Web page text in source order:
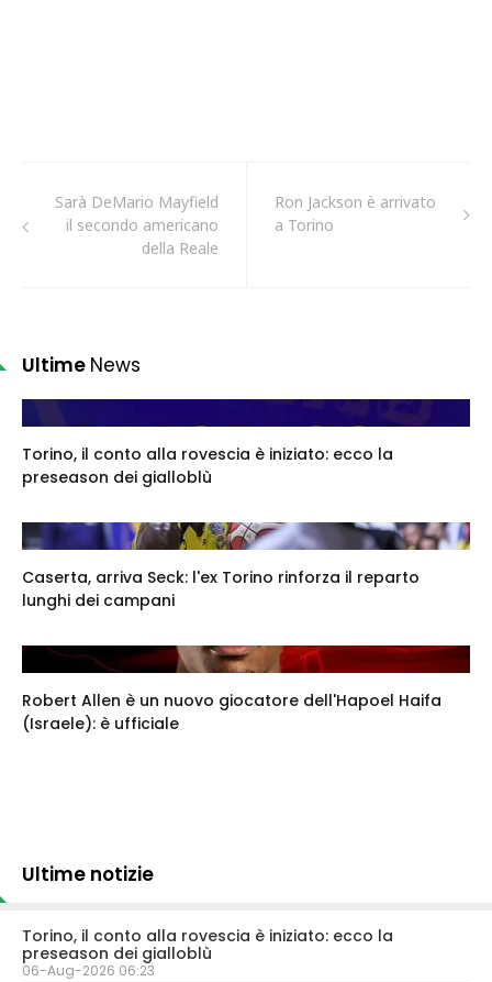
Sarà DeMario Mayfield
il secondo americano
della Reale
Ron Jackson è arrivato
a Torino
Ultime News
Torino, il conto alla rovescia è iniziato: ecco la
preseason dei gialloblù
Caserta, arriva Seck: l'ex Torino rinforza il reparto
lunghi dei campani
Robert Allen è un nuovo giocatore dell'Hapoel Haifa
(Israele): è ufficiale
Ultime notizie
Torino, il conto alla rovescia è iniziato: ecco la
preseason dei gialloblù
06-Aug-2026 06:23